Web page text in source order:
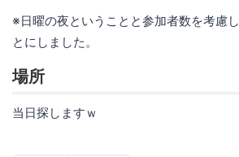
※日曜の夜ということと参加者数を考慮
とにしました。
場所
当日探しますｗ